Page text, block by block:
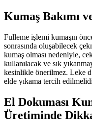
Kumaş Bakımı
Fulleme işlemi kumaşın
sonrasında oluşabilecek
kumaş olması nedeniyle,
kullanılacak ve sık
kesinlikle önerilmez. Leke
elde yıkama tercih
El Dokuması
Üretiminde